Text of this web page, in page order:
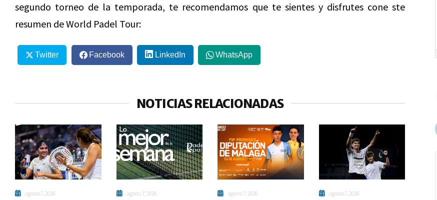
segundo torneo de la temporada, te recomendamos que te sientes y disfrutes cone ste
resumen de World Padel Tour:
Twitter Facebook LinkedIn WhatsApp
NOTICIAS RELACIONADAS
agosto 7, 2026 agosto 7, 2026 agosto 7, 2026 agosto 7, 2026